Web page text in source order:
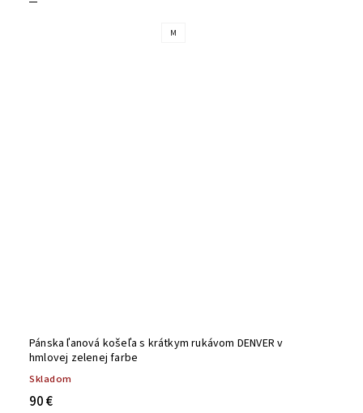
M
Pánska ľanová košeľa s krátkym rukávom DENVER v
hmlovej zelenej farbe
Skladom
90 €